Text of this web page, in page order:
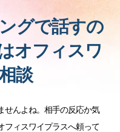
グで話すの
オフィスワ
談
せんよね。相手の反応か気
ィスワイプラスへ頼って